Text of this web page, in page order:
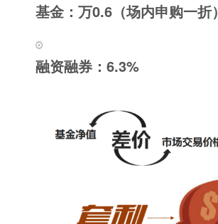
基金：万0.6（场内申购一折）
融资融券：6.3%